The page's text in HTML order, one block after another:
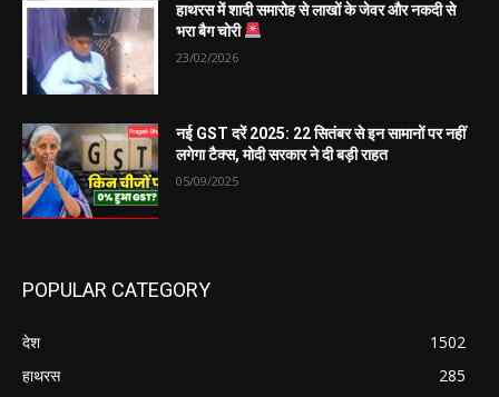
हाथरस में शादी समारोह से लाखों के जेवर और नकदी से
भरा बैग चोरी
23/02/2026
नई GST दरें 2025: 22 सितंबर से इन सामानों पर नहीं
लगेगा टैक्स, मोदी सरकार ने दी बड़ी राहत
05/09/2025
POPULAR CATEGORY
देश
1502
हाथरस
285